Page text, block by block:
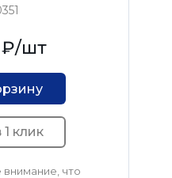
₽/шт
1 клик
что